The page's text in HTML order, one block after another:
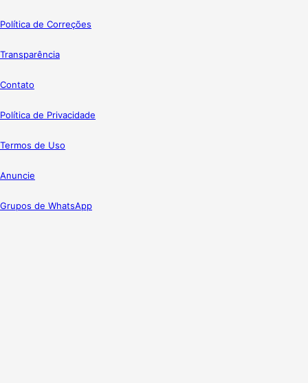
Política de Correções
Transparência
Contato
Política de Privacidade
Termos de Uso
Anuncie
Grupos de WhatsApp